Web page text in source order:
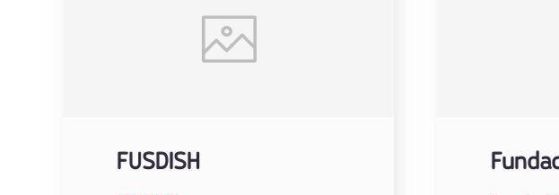
FUSDISH